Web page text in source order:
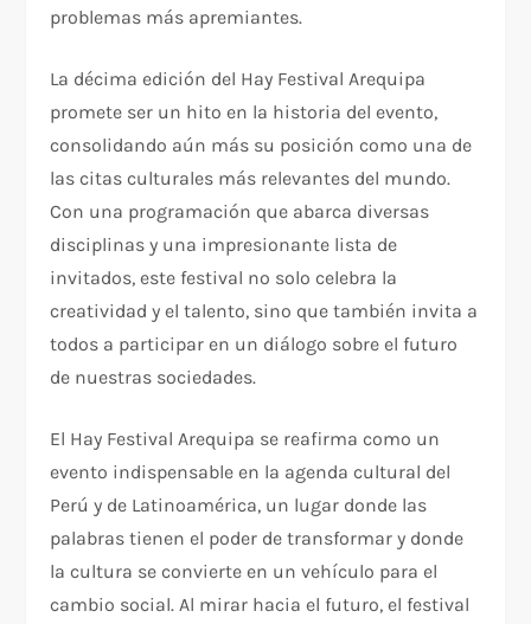
problemas más apremiantes.
La décima edición del Hay Festival Arequipa
promete ser un hito en la historia del evento,
consolidando aún más su posición como una de
las citas culturales más relevantes del mundo.
Con una programación que abarca diversas
disciplinas y una impresionante lista de
invitados, este festival no solo celebra la
creatividad y el talento, sino que también invita a
todos a participar en un diálogo sobre el futuro
de nuestras sociedades.
El Hay Festival Arequipa se reafirma como un
evento indispensable en la agenda cultural del
Perú y de Latinoamérica, un lugar donde las
palabras tienen el poder de transformar y donde
la cultura se convierte en un vehículo para el
cambio social. Al mirar hacia el futuro, el festival